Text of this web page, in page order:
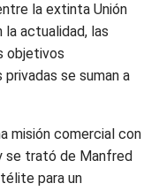
la extinta Unión
actualidad, las
objetivos
se suman a
misión comercial con
se trató de Manfred
para un